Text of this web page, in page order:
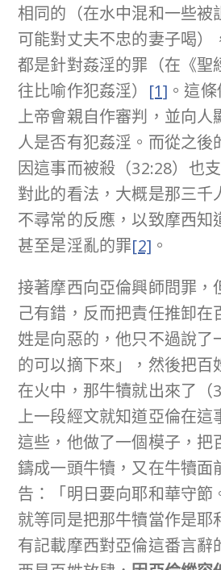
相同的（在水中混和一些被
可能對丈夫不忠的妻子喝）
都是針對姦淫的罪（在《聖
往比喻作犯姦淫） [1] 。這
上帝會親自作審判，並向人
人是否有犯姦淫。而從之後
因這事而被殺（32:28）也
對此的看法，大概是那三千
不尋常的反應，以致摩西知
甚至是淫亂的罪[2] 。
接著摩西向亞倫興師問罪，
己有錯，反而把責任推卸在
姓是向惡的，他只不過說了
的可以摘下來」，然後把百
在火中，那牛犢就出來了（
上一段經文就知道亞倫在這
這些，他做了一個模子，把
鑄成一頭牛犢，又在牛犢面
告：「明日要向耶和華守節
就等同是把那牛犢當作是耶
有記載摩西對亞倫這番言辭